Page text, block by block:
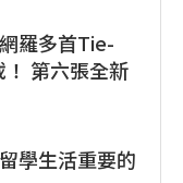
羅多首Tie-
第六張全新
學生活重要的